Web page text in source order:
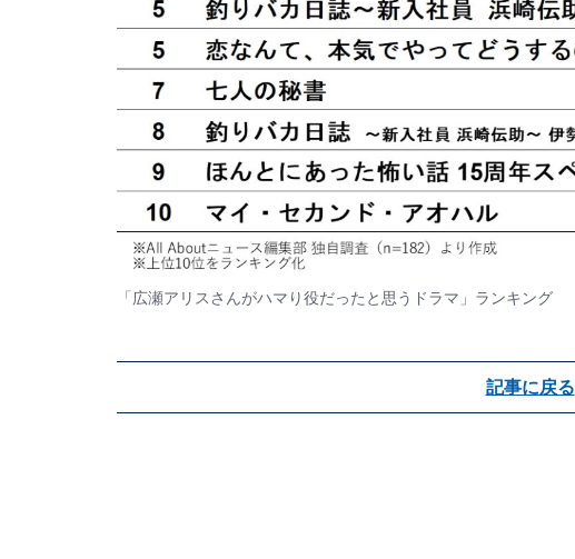
「広瀬アリスさんがハマり役だったと思うドラマ」ランキング
記事に戻る